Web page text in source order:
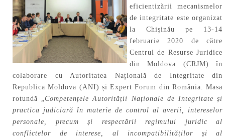
eficientizării mecanismelor
de integritate este organizat
la Chișinău pe 13-14
februarie 2020 de către
Centrul de Resurse Juridice
din Moldova (CRJM) în
colaborare cu Autoritatea Națională de Integritate din
Republica Moldova (ANI) și Expert Forum din România. Masa
rotundă „Competențele Autorității Naționale de Integritate și
practica judiciară în materie de control al averii, intereselor
personale, precum și respectării regimului juridic al
conflictelor de interese, al incompatibilităților și al